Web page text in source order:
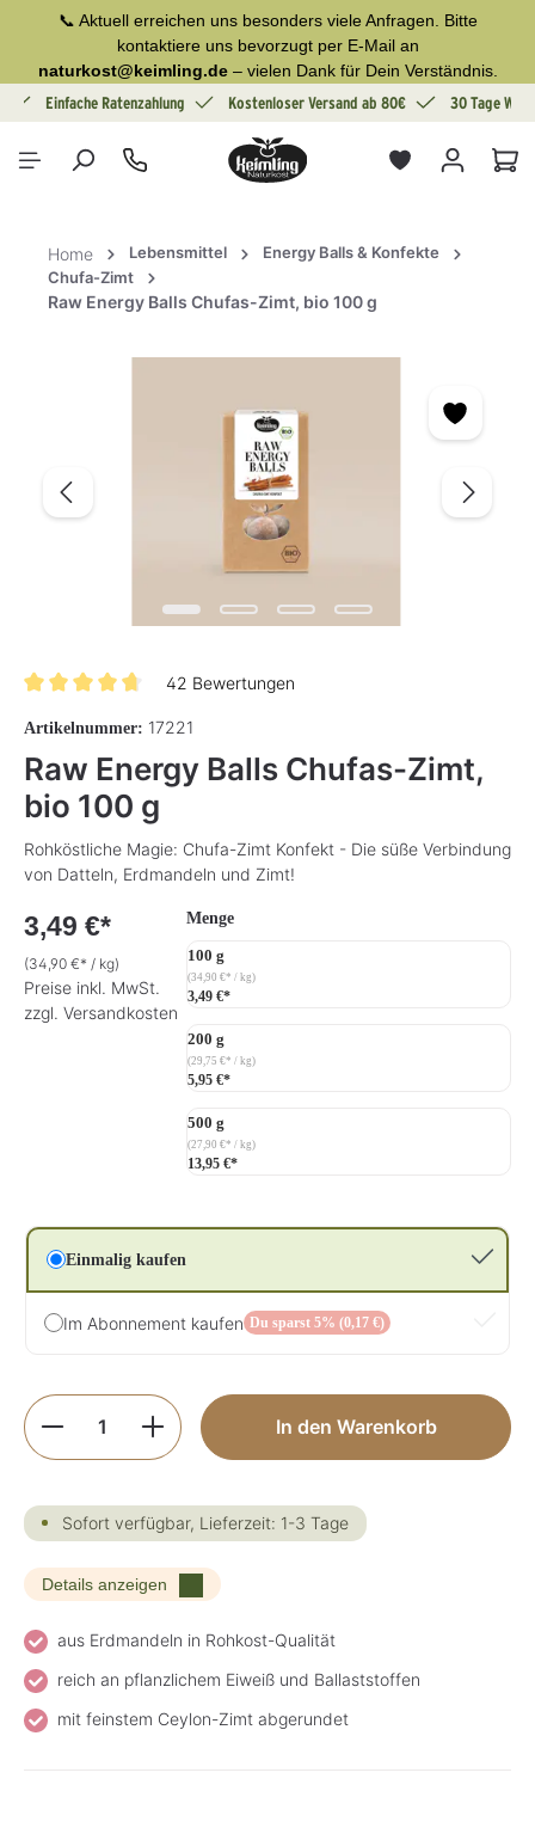
springen
📞 Aktuell erreichen uns besonders viele Anfragen. Bitte
kontaktiere uns bevorzugt per E-Mail an
naturkost@keimling.de– vielen Dank für Dein Verständnis.
Einfache Ratenzahlung Kostenloser Versand ab 80€ 30 Tage
Home Lebensmittel
Energy Balls & Konfekte
Chufa-Zimt
Raw Energy Balls Chufas-Zimt, bio 100 g
42 Bewertungen
Artikelnummer: 17221
Raw Energy Balls Chufas-Zimt,
bio 100 g
Rohköstliche Magie: Chufa-Zimt Konfekt - Die süße Verbindung
von Datteln, Erdmandeln und Zimt!
3,49 €*
(34,90 €* / kg)
Preise inkl. MwSt.
zzgl. Versandkosten
Mengeauswählen
100 g
(34,90 €* / kg)
3,49 €*
200 g
(29,75 €* / kg)
5,95 €*
500 g
(27,90 €* / kg)
13,95 €*
Einmalig kaufen
Im Abonnement kaufen Du sparst 5% (0,17 €)
Produkt Anzahl: Gib den gewünschten
In den Warenkorb
Sofort verfügbar, Lieferzeit: 1-3 Tage
Details anzeigen
aus Erdmandeln in Rohkost-Qualität
reich an pflanzlichem Eiweiß und Ballaststoffen
mit feinstem Ceylon-Zimt abgerundet